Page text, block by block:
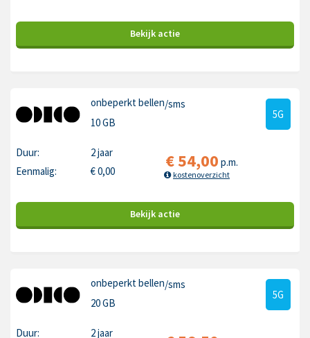
Bekijk actie
onbeperkt bellen/sms
10 GB
5G
Duur:
2 jaar
Eenmalig:
€0,00 €54,00 p.m.
kostenoverzicht
Bekijk actie
onbeperkt bellen/sms
20 GB
5G
Duur: 2 jaar